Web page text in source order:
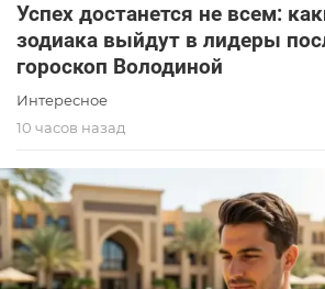
Успех достанется не всем:
зодиака выйдут в лидеры
гороскоп Володиной
Интересное
10 часов назад